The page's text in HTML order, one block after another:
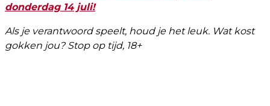
donderdag 14 juli!
Als je verantwoord speelt, houd je het leuk. Wat kost
gokken jou? Stop op tijd, 18+